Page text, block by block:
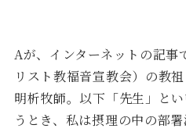
Aが、インターネットの記事
リスト教福音宣教会）の教
明析牧師。以下「先生」と
うとき、私は摂理の中の部